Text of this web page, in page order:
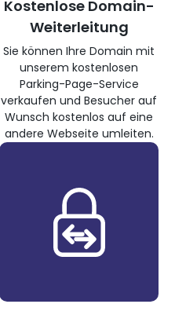
Kostenlose Domain-
Weiterleitung
Sie können Ihre Domain mit
unserem kostenlosen
Parking-Page-Service
verkaufen und Besucher auf
Wunsch kostenlos auf eine
andere Webseite umleiten.